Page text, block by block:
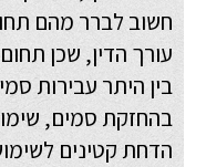
חשוב לברר מהם
עורך הדין, שכן
בין היתר עבירות
בהחזקת סמים,
הדחת קטינים